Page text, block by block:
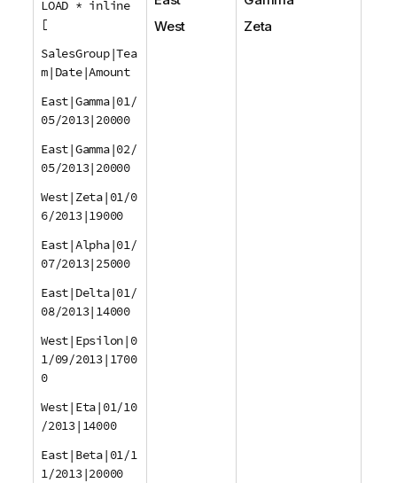
LOAD * inline
[
SalesGroup|Tea
m|Date|Amount
East|Gamma|01/
05/2013|20000
East|Gamma|02/
05/2013|20000
West|Zeta|01/0
6/2013|19000
East|Alpha|01/
07/2013|25000
East|Delta|01/
08/2013|14000
West|Epsilon|0
1/09/2013|1700
0
West|Eta|01/10
/2013|14000
East|Beta|01/1
1/2013|20000
West
Zeta